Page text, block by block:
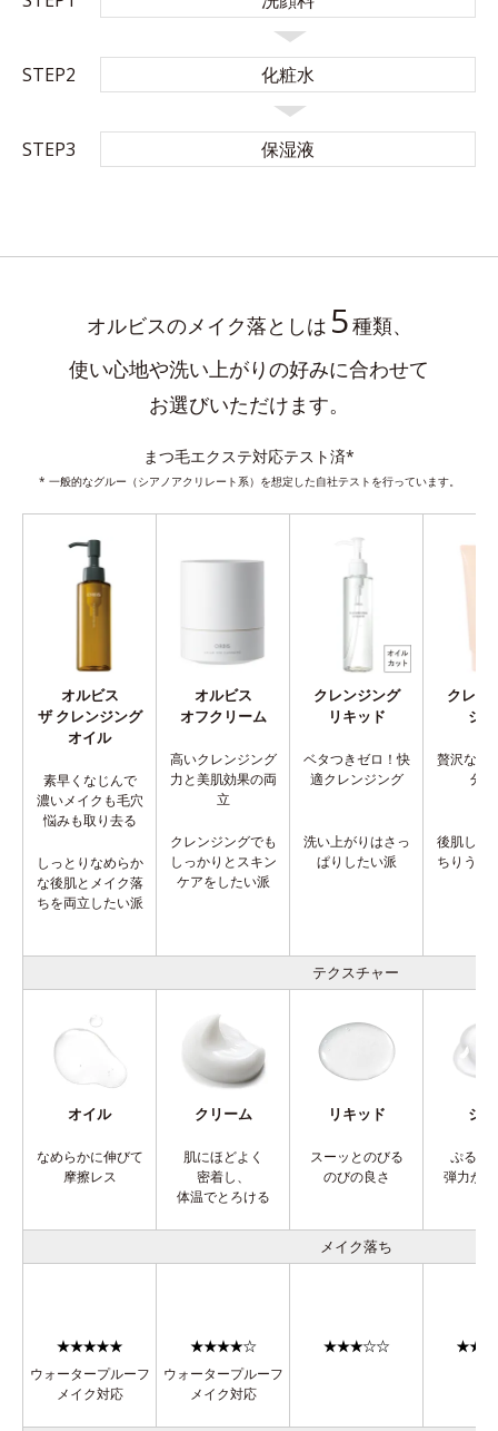
STEP2 化粧水
STEP3 保湿液
オルビスのメイク落としは 5種類、
使い心地や洗い上がりの好みに合わせて
お選びいただけます。
まつ毛エクステ対応テスト済*
* 一般的なグルー（シアノアクリレート系）を想定した自社テストを行っています。
オルビス
ザ クレンジング
オイル
素早くなじんで
濃いメイクも毛穴
悩みも取り去る
しっとりなめらか
な後肌とメイク落
ちを両立したい派
オルビス
オフクリーム
高いクレンジング
力と美肌効果の両
立
クレンジングでも
しっかりとスキン
ケアをしたい派
クレンジング
リキッド
ベタつきゼロ！快
適クレンジング
洗い上がりはさっ
ぱりしたい派
クレン
ジ
贅沢なう
分
後肌しっ
ちりうる
テクスチャー
オイル
なめらかに伸びて
摩擦レス
クリーム
肌にほどよく
密着し、
体温でとろける
リキッド
スーッとのびる
のびの良さ
ジ
ぷるん
弾力か
メイク落ち
ウォータープルーフ
メイク対応
ウォータープルーフ
メイク対応